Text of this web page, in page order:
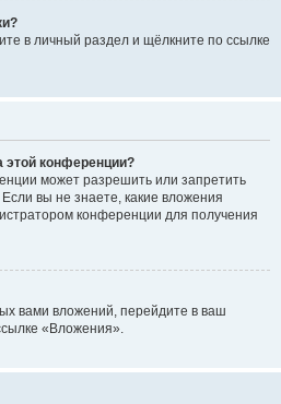
в личный раздел и щёлкните по ссылке
этой конференции?
может разрешить или запретить
вы не знаете, какие вложения
конференции для получения
вами вложений, перейдите в ваш
«Вложения».